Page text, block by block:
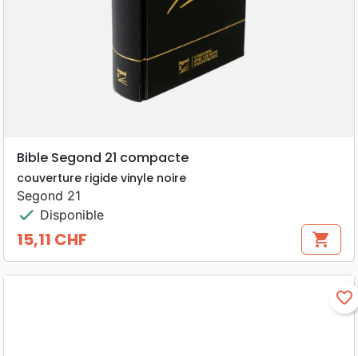
Bible Segond 21 compacte
couverture rigide vinyle noire
Segond 21
check Disponible
Prix
15,11 CHF shopping_cart
favorite_border